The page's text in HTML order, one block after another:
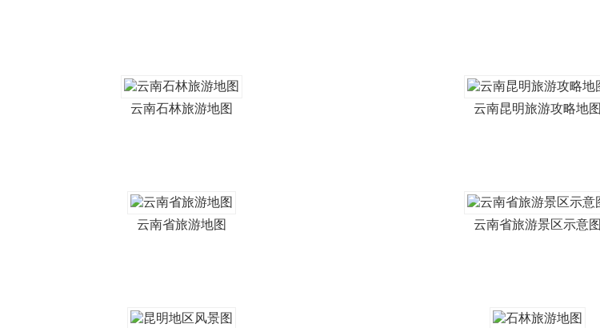
云南石林旅游地图 云南昆明旅游攻略地图
云南省旅游地图 云南省旅游景区示意图